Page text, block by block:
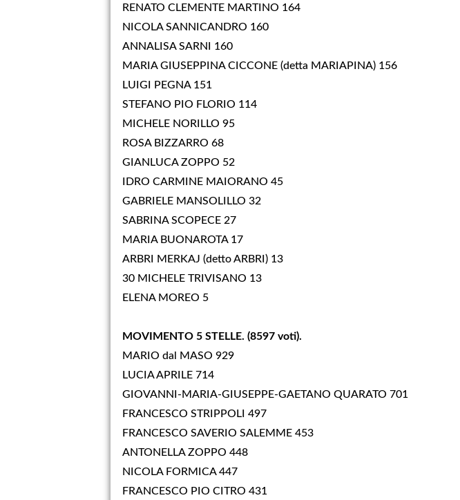
RENATO CLEMENTE MARTINO 164
NICOLA SANNICANDRO 160
ANNALISA SARNI 160
MARIA GIUSEPPINA CICCONE (detta MARIAPINA) 156
LUIGI PEGNA 151
STEFANO PIO FLORIO 114
MICHELE NORILLO 95
ROSA BIZZARRO 68
GIANLUCA ZOPPO 52
IDRO CARMINE MAIORANO 45
GABRIELE MANSOLILLO 32
SABRINA SCOPECE 27
MARIA BUONAROTA 17
ARBRI MERKAJ (detto ARBRI) 13
30 MICHELE TRIVISANO 13
ELENA MOREO 5
MOVIMENTO 5 STELLE. (8597 voti).
MARIO dal MASO 929
LUCIA APRILE 714
GIOVANNI-MARIA-GIUSEPPE-GAETANO QUARATO 701
FRANCESCO STRIPPOLI 497
FRANCESCO SAVERIO SALEMME 453
ANTONELLA ZOPPO 448
NICOLA FORMICA 447
FRANCESCO PIO CITRO 431